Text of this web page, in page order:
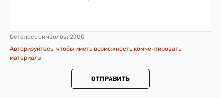
Осталось символов: 2000
Авторизуйтесь, чтобы иметь возможность комментировать
материалы
ОТПРАВИТЬ